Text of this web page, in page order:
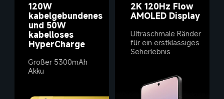
120W
kabelgebundenes
und 50W
kabelloses
HyperCharge
Großer 5300mAh
2K 120Hz Flow
AMOLED Display
Ultraschmale Ränder
für ein erstklassiges